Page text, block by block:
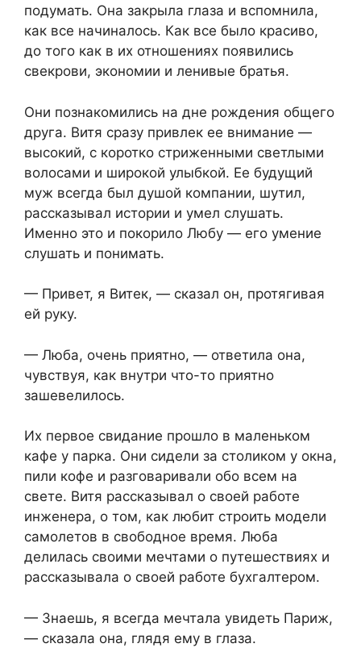
подумать. Она закрыла глаза и вспомнила,
как все начиналось. Как все было красиво,
до того как в их отношениях появились
свекрови, экономии и ленивые братья.
Они познакомились на дне рождения общего
друга. Витя сразу привлек ее внимание —
высокий, с коротко стриженными светлыми
волосами и широкой улыбкой. Ее будущий
муж всегда был душой компании, шутил,
рассказывал истории и умел слушать.
Именно это и покорило Любу — его умение
слушать и понимать.
— Привет, я Витек, — сказал он, протягивая
ей руку.
— Люба, очень приятно, — ответила она,
чувствуя, как внутри что-то приятно
зашевелилось.
Их первое свидание прошло в маленьком
кафе у парка. Они сидели за столиком у окна,
пили кофе и разговаривали обо всем на
свете. Витя рассказывал о своей работе
инженера, о том, как любит строить модели
самолетов в свободное время. Люба
делилась своими мечтами о путешествиях и
рассказывала о своей работе бухгалтером.
— Знаешь, я всегда мечтала увидеть Париж,
— сказала она, глядя ему в глаза.